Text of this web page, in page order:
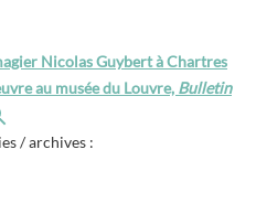
Nicolas Guybert à Chartres
au musée du Louvre, Bulletin
/ archives :